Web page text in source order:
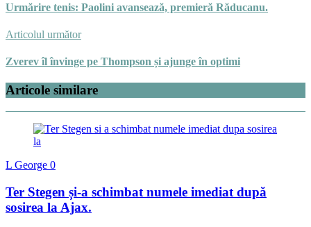
Urmărire tenis: Paolini avansează, premieră Răducanu.
Articolul următor
Zverev îl învinge pe Thompson și ajunge în optimi
Articole similare
L George 0
Ter Stegen și-a schimbat numele imediat după
sosirea la Ajax.